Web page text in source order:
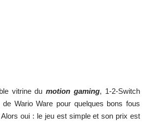
vitrine dumotion gaming, 1-2-Switch
Wario Ware pour quelques bons fous
oui : le jeu est simple et son prix est